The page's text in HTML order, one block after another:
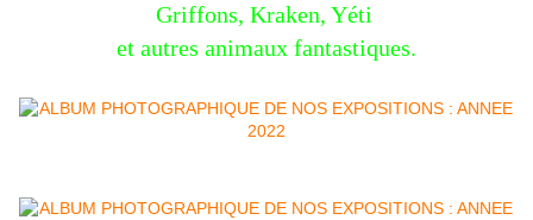
Griffons, Kraken, Yéti
et autres animaux fantastiques.